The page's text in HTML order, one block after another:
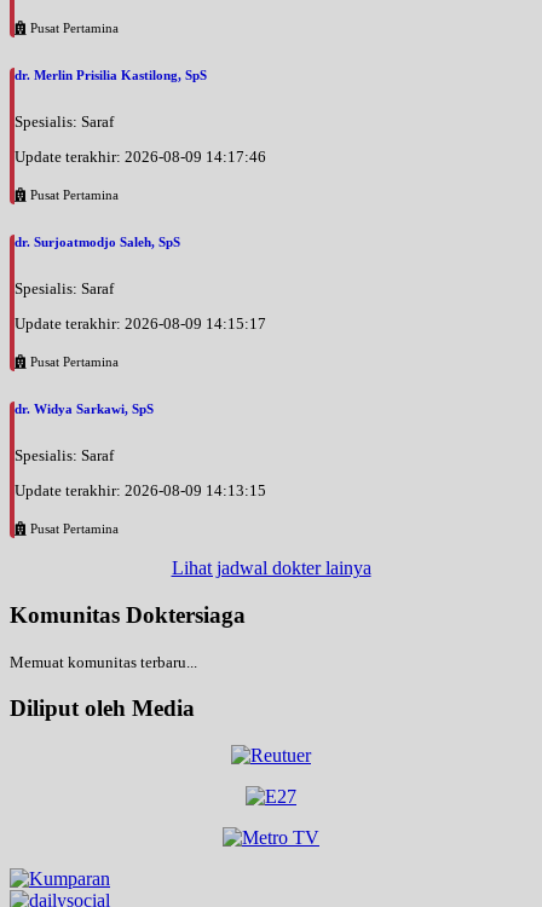
Pusat Pertamina
dr. Merlin Prisilia Kastilong, SpS
Spesialis: Saraf
Update terakhir: 2026-08-09 14:17:46
Pusat Pertamina
dr. Surjoatmodjo Saleh, SpS
Spesialis: Saraf
Update terakhir: 2026-08-09 14:15:17
Pusat Pertamina
dr. Widya Sarkawi, SpS
Spesialis: Saraf
Update terakhir: 2026-08-09 14:13:15
Pusat Pertamina
Lihat jadwal dokter lainya
Komunitas Doktersiaga
Memuat komunitas terbaru...
Diliput oleh Media